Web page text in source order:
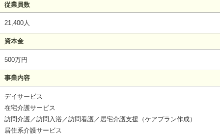
従業員数
21,400人
資本金
500万円
事業内容
デイサービス
在宅介護サービス
訪問介護／訪問入浴／訪問看護／居宅介護支援（ケアプラン作成）
居住系介護サービス